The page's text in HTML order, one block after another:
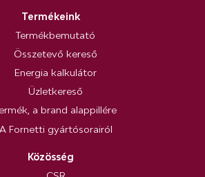
Termékeink
Termékbemutató
Összetevő kereső
Energia kalkulátor
Üzletkereső
a brand alappillére
A Fornetti gyártósorairól
Közösség